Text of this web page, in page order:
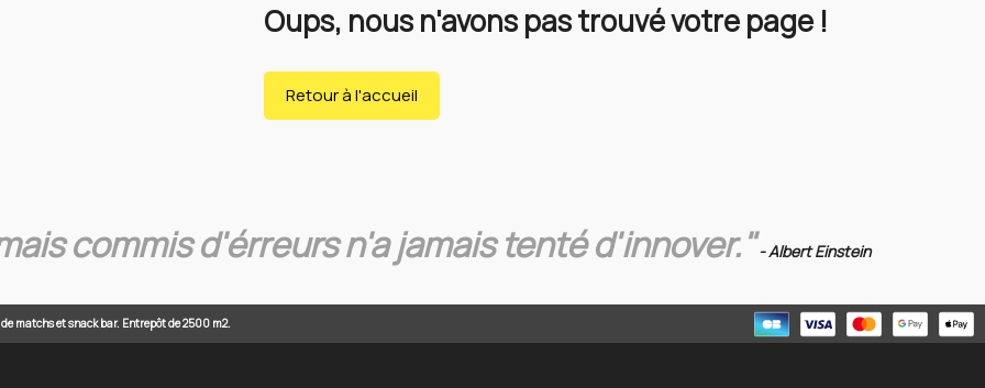
Oups, nous n'avons pas trouvé votre page !
Retour à l'accueil
commis d'érreurs n'a jamais tenté d'innover." - Albert Einstein
matchs et snack bar. Entrepôt de 2500 m2.